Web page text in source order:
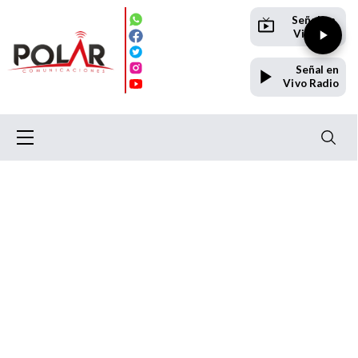
Señal en
Vivo TV
Señal en
Vivo Radio